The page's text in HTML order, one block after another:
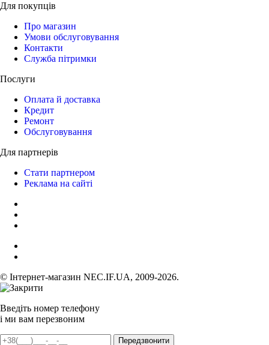
Для покупців
Про магазин
Умови обслуговування
Контакти
Служба пітримки
Послуги
Оплата й доставка
Кредит
Ремонт
Обслуговування
Для партнерів
Стати партнером
Реклама на сайті
© Інтернет-магазин NEC.IF.UA, 2009-2026.
Введіть номер телефону
і ми вам перезвоним